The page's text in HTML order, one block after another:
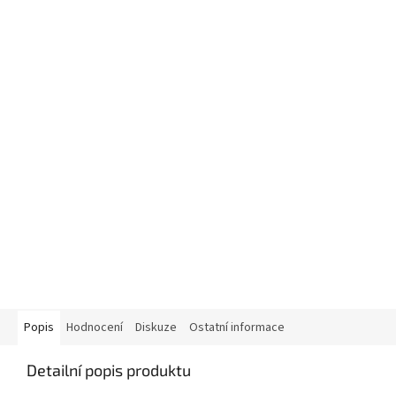
Popis Hodnocení Diskuze Ostatní informace
Detailní popis produktu